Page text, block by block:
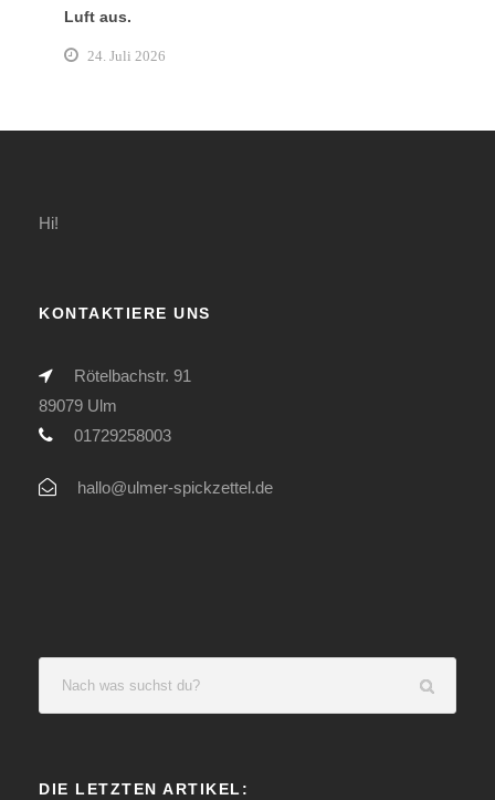
Luft aus.
24. Juli 2026
Hi!
KONTAKTIERE UNS
Rötelbachstr. 91
89079 Ulm
01729258003
hallo@ulmer-spickzettel.de
DIE LETZTEN ARTIKEL: